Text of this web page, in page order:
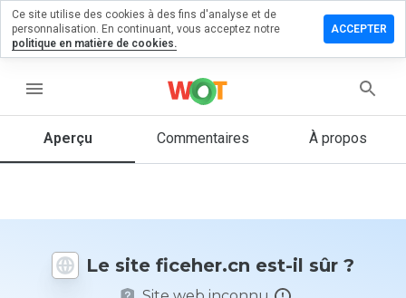
menu
Aperçu Commentaires À propos
Le site ficeher.cn est-il sûr ?
un
1 et 5
vous à ce
Ce site utilise des cookies à des fins d'analyse et de
personnalisation. En continuant, vous acceptez notre
politique en matière de cookies.
ACCEPTER